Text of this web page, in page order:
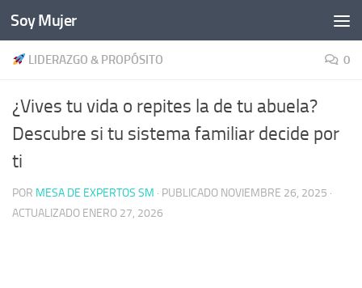
Bajo el contenido
Soy Mujer
LIDERAZGO & PROPÓSITO 0
¿Vives tu vida o repites la de tu abuela?
Descubre si tu sistema familiar decide por
ti
POR MESA DE EXPERTOS SM · PUBLICADO NOVIEMBRE 26, 2025 ·
ACTUALIZADO ENERO 27, 2026